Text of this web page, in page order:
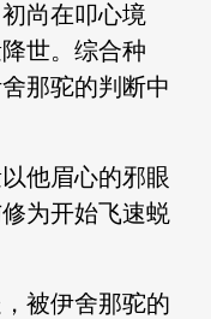
尚在叩心境
世。综合种
那驼的判断中
他眉心的邪眼
为开始飞速蜕
被伊舍那驼的